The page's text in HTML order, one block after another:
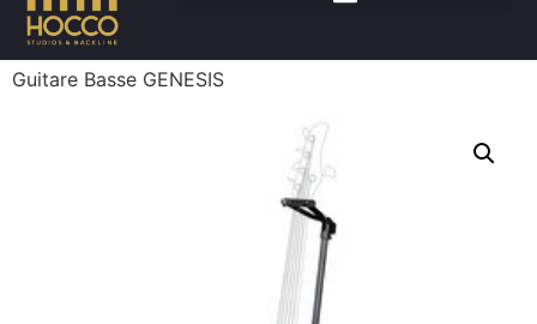
Accueil/Instruments
Guitare Basse GENESIS